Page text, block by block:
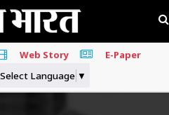
Web Story
E-Paper
Select Language ▼